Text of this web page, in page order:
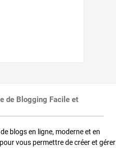
de Blogging Facile et
blogs en ligne, moderne et en
vous permettre de créer et gérer